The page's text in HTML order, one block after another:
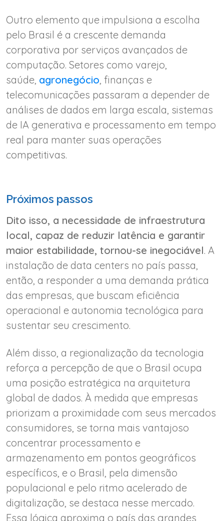
Outro elemento que impulsiona a escolha
pelo Brasil é a crescente demanda
corporativa por serviços avançados de
computação. Setores como varejo,
saúde, agronegócio , finanças e
telecomunicações passaram a depender de
análises de dados em larga escala, sistemas
de IA generativa e processamento em tempo
real para manter suas operações
competitivas.
Próximos passos
Dito isso, a necessidade de infraestrutura
local, capaz de reduzir latência e garantir
maior estabilidade, tornou-se inegociável. A
instalação de data centers no país passa,
então, a responder a uma demanda prática
das empresas, que buscam eficiência
operacional e autonomia tecnológica para
sustentar seu crescimento.
Além disso, a regionalização da tecnologia
reforça a percepção de que o Brasil ocupa
uma posição estratégica na arquitetura
global de dados. À medida que empresas
priorizam a proximidade com seus mercados
consumidores, se torna mais vantajoso
concentrar processamento e
armazenamento em pontos geográficos
específicos, e o Brasil, pela dimensão
populacional e pelo ritmo acelerado de
digitalização, se destaca nesse mercado.
Essa lógica aproxima o país das grandes